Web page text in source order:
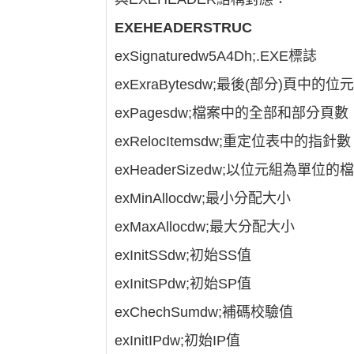
EXEHEADERSTRUC
exSignaturedw5A4Dh;.EXE標誌
exExraBytesdw;最後(部分)頁中的位
exPagesdw;檔案中的全部和部分頁數
exRelocItemsdw;重定位表中的指針數
exHeaderSizedw;以位元組為單位的
exMinAllocdw;最小分配大小
exMaxAllocdw;最大分配大小
exInitSSdw;初始SS值
exInitSPdw;初始SP值
exChechSumdw;補碼校驗值
exInitIPdw;初始IP值